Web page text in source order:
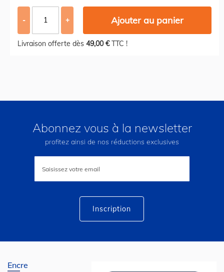
- + Ajouter au panier
Livraison offerte dès 49,00 €TTC !
Abonnez vous à la newsletter
profitez ainsi de nos réductions exclusives
lettre
Inscription
Encre